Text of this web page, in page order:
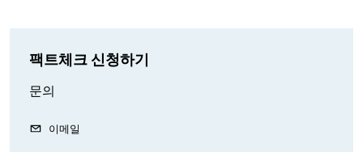
팩트체크 신청하기
문의
이메일